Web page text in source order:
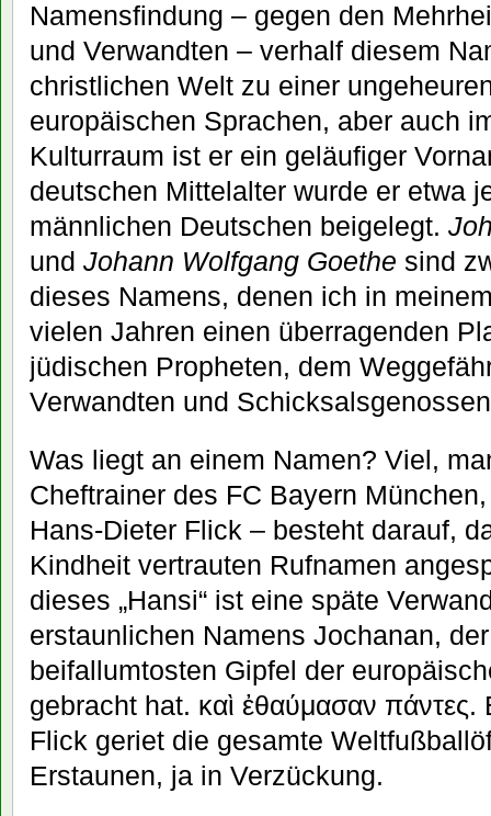
Namensfindung – gegen den
und Verwandten – verhalf diesem
christlichen Welt zu einer
europäischen Sprachen, aber auch
Kulturraum ist er ein geläufiger
deutschen Mittelalter wurde er etwa
männlichen Deutschen beigelegt.
und Johann Wolfgang Goethe sind
dieses Namens, denen ich in
vielen Jahren einen überragenden
jüdischen Propheten, dem
Verwandten und
Was liegt an einem Namen? Viel,
Cheftrainer des FC Bayern
Hans-Dieter Flick – besteht darauf,
Kindheit vertrauten Rufnamen
dieses „Hansi“ ist eine späte
erstaunlichen Namens Jochanan,
beifallumtosten Gipfel der
gebracht hat. καὶ ἐθαύμασαν
Flick geriet die gesamte
Erstaunen, ja in Verzückung.